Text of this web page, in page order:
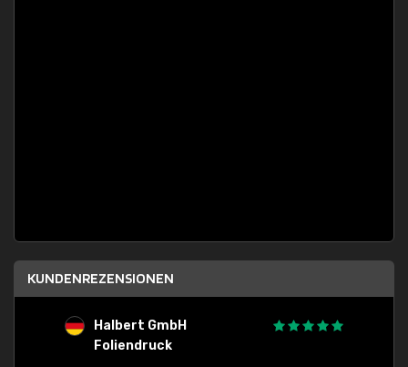
KUNDENREZENSIONEN
Halbert GmbH
Foliendruck